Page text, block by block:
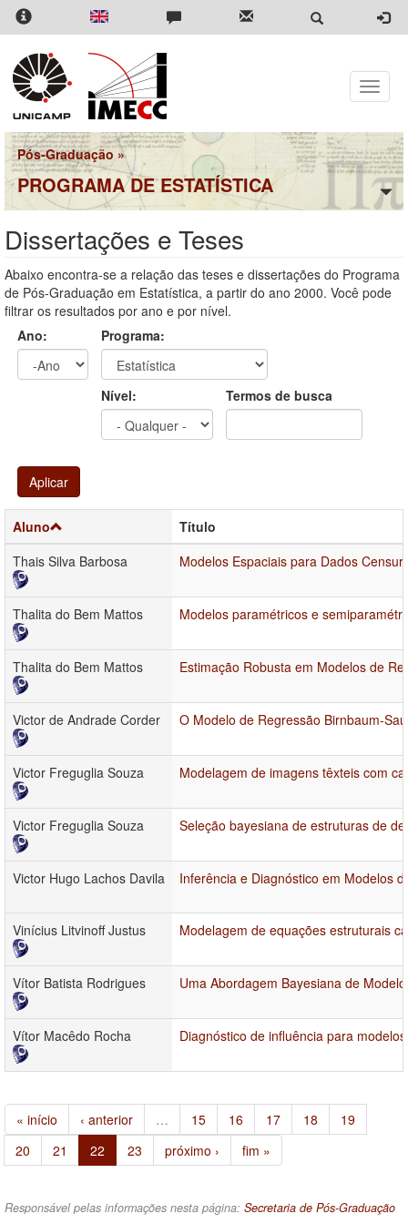
Pular
para
conteúdo
principal
Toggle
Pós-Graduação »
PROGRAMA DE ESTATÍSTICA
Dissertações e Teses
Abaixo encontra-se a relação das teses e dissertações do Programa
de Pós-Graduação em Estatística, a partir do ano 2000. Você pode
filtrar os resultados por ano e por nível.
Ano:
Programa:
Nível: Termos de busca
Aplicar
Aluno
Título
Thais Silva Barbosa
Modelos Espaciais para Dados
Thalita do Bem Mattos Modelos paramétricos e
Thalita do Bem Mattos Estimação Robusta em Modelos de
Victor de Andrade Corder O Modelo de Regressão Birnbaum-
Victor Freguglia Souza Modelagem de imagens têxteis com
Victor Freguglia Souza Seleção bayesiana de estruturas de
Victor Hugo Lachos Davila Inferência e Diagnóstico em Modelos
Vinícius Litvinoff Justus Modelagem de equações estruturais
Vítor Batista Rodrigues Uma Abordagem Bayesiana de
Vítor Macêdo Rocha Diagnóstico de influência para
« início ‹ anterior … 15 16 17 18
19
20
21 22 23 próximo › fim »
Responsável pelas informações nesta página: Secretaria de Pós-Graduação